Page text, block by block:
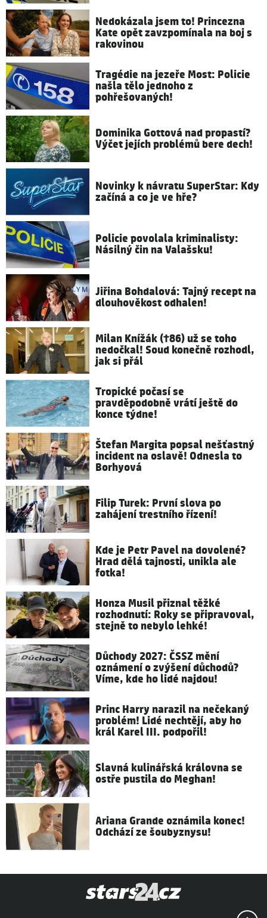
Nedokázala jsem to! Princezna
Kate opět zavzpomínala na boj s
rakovinou
Tragédie na jezeře Most: Policie
našla tělo jednoho z
pohřešovaných!
Dominika Gottová nad propastí?
Výčet jejích problémů bere dech!
Novinky k návratu SuperStar: Kdy
začíná a co je ve hře?
Policie povolala kriminalisty:
Násilný čin na Valašsku!
Jiřina Bohdalová: Tajný recept na
dlouhověkost odhalen!
Milan Knížák (†86) už se toho
nedočkal! Soud konečně rozhodl,
jak si přál
Tropické počasí se
pravděpodobně vrátí ještě do
konce týdne!
Štefan Margita popsal nešťastný
incident na oslavě! Odnesla to
Borhyová
Filip Turek: První slova po
zahájení trestního řízení!
Kde je Petr Pavel na dovolené?
Hrad dělá tajnosti, unikla ale
fotka!
Honza Musil přiznal těžké
rozhodnutí: Roky se připravoval,
stejně to nebylo lehké!
Důchody 2027: ČSSZ mění
oznámení o zvýšení důchodů?
Víme, kde ho lidé najdou!
Princ Harry narazil na nečekaný
problém! Lidé nechtějí, aby ho
král Karel III. podpořil!
Slavná kulinářská královna se
ostře pustila do Meghan!
Ariana Grande oznámila konec!
Odchází ze šoubyznysu!